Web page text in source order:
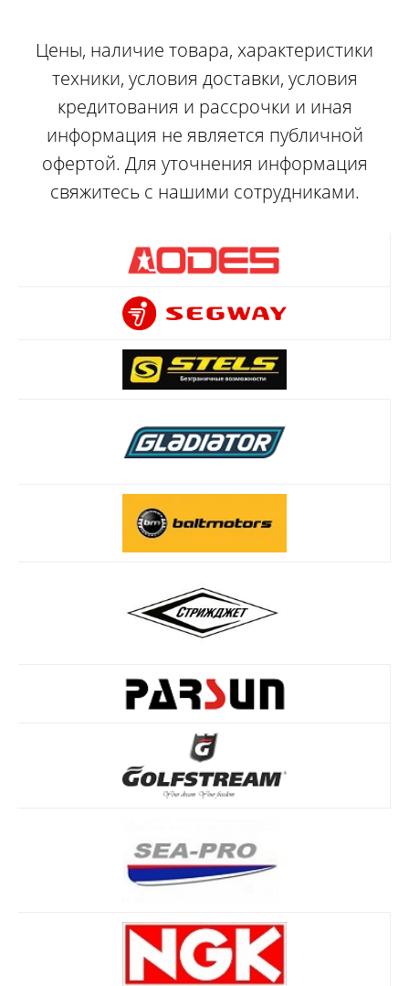
Цены, наличие товара, характеристики
техники, условия доставки, условия
кредитования и рассрочки и иная
информация не является публичной
офертой. Для уточнения информация
свяжитесь с нашими сотрудниками.